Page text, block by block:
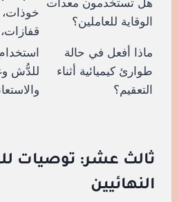
الوقاية للعاملين؟
خوذات،
ماذا أفعل في حالة
طوارئ كيميائية أثناء
التعقيم؟
للدُّش
ثالث عشر: توصيات
النهائيين